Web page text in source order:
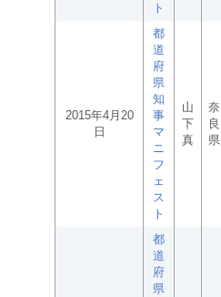
ト
2015年4月20
日
都
道
府
県
知
事
マ
ニ
フ
ェ
ス
ト
山
下
真
奈
良
県
都
道
府
県